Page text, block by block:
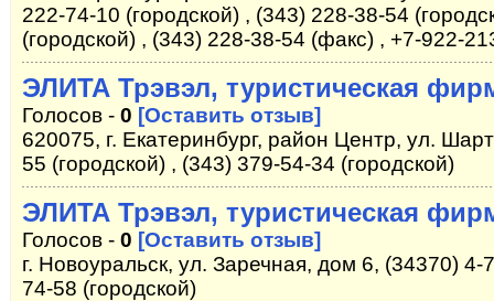
222-74-10 (городской) , (343) 228-38-54
(городской) , (343) 228-38-54 (факс) , +7-922-
ЭЛИТА Трэвэл, туристическая
Голосов - 0 [Оставить отзыв]
620075, г. Екатеринбург, район Центр, ул.
55 (городской) , (343) 379-54-34 (городской)
ЭЛИТА Трэвэл, туристическая
Голосов - 0 [Оставить отзыв]
г. Новоуральск, ул. Заречная, дом 6, (34370) 4-
74-58 (городской)